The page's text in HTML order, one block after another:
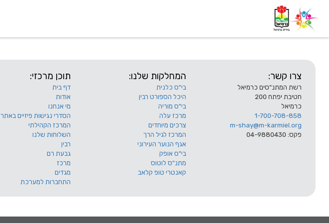
צרו קשר:
רשת המתנ"סים כרמיאל
חטיבת יפתח 200
כרמיאל
1-700-708-858
m-shay@m-karmiel.org
פקס: 04-9880430
המחלקות שלנו:
בי"ס כלנית
היכל הספורט רבין
בי"ס מוריה
מרכז עלה
צרכים מיוחדים
המרכז לגיל הרך
אגף הנוער העירוני
בי"ס אופק
מתנ"ס לוטוס
קאנטרי טופ קלאב
תוכן מרכזי:
דף בית
אודות
מי אנחנו
הסדרי נגישות פיזיים באתר
המרכז הקהילתי
השלוחות שלנו
רבין
גבעת רם
מרכז
מגדים
התחברות למערכת